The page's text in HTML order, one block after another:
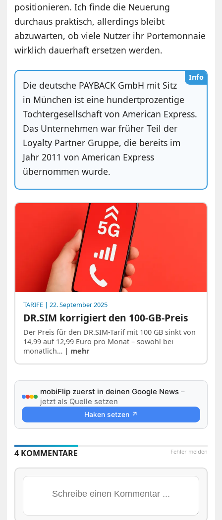
positionieren. Ich finde die Neuerung
durchaus praktisch, allerdings bleibt
abzuwarten, ob viele Nutzer ihr Portemonnaie
wirklich dauerhaft ersetzen werden.
Info
Die deutsche PAYBACK GmbH mit Sitz
in München ist eine hundertprozentige
Tochtergesellschaft von American Express.
Das Unternehmen war früher Teil der
Loyalty Partner Gruppe, die bereits im
Jahr 2011 von American Express
übernommen wurde.
TARIFE | 22. September 2025
DR.SIM korrigiert den 100-GB-Preis
Der Preis für den DR.SIM-Tarif mit 100 GB sinkt von
14,99 auf 12,99 Euro pro Monat – sowohl bei
monatlich… | mehr
mobiFlip zuerst in deinen Google News –
jetzt als Quelle setzen
Haken setzen ↗
Fehler melden
4 KOMMENTARE